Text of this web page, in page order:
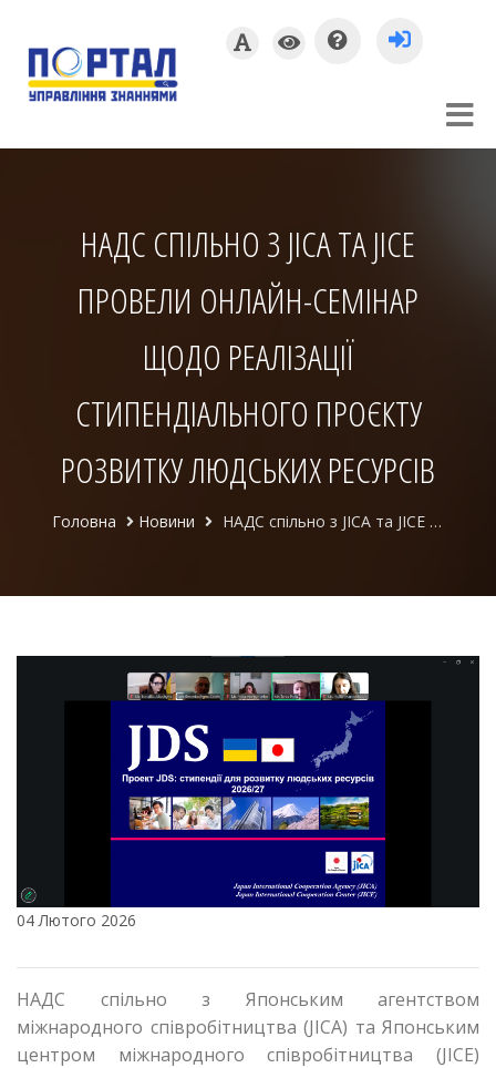
НАДС СПІЛЬНО З JICA ТА JICE
ПРОВЕЛИ ОНЛАЙН-СЕМІНАР
ЩОДО РЕАЛІЗАЦІЇ
СТИПЕНДІАЛЬНОГО ПРОЄКТУ
РОЗВИТКУ ЛЮДСЬКИХ РЕСУРСІВ
Головна Новини НАДС спільно з JICA та JICE провели онлайн-семінар щодо реалізації Стипендіального проєкту розвитку людських ресурсів
04 Лютого 2026
НАДС спільно з Японським агентством
міжнародного співробітництва (JICA) та Японським
центром міжнародного співробітництва (JICE)